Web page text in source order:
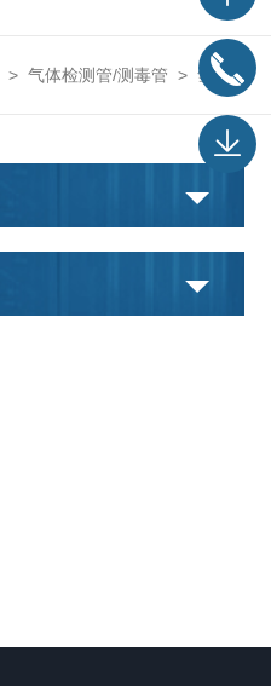
> 气体检测管/测毒管 > 氢气检测管